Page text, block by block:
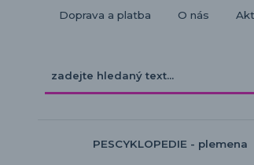
Doprava a platba O nás
PESCYKLOPEDIE - plemena